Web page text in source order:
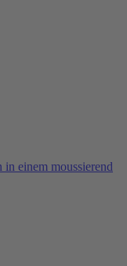
einem moussierend